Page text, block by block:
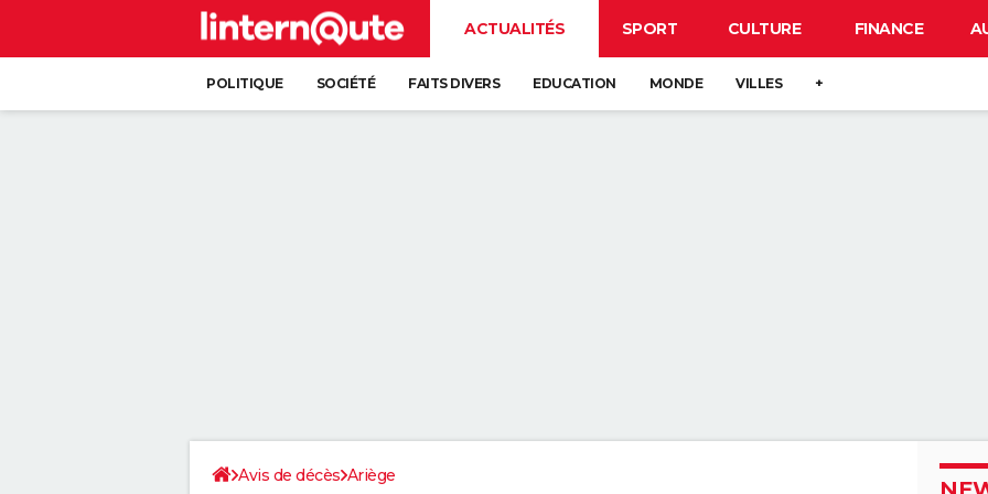
ACTUALITÉS SPORT CULTURE FINANCE
POLITIQUE SOCIÉTÉ FAITS DIVERS EDUCATION MONDE VILLES +
Avis de décès Ariège